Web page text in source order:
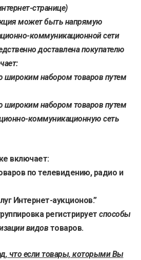
странице)
может быть напрямую
коммуникационной сети
доставлена покупателю
широким набором товаров путем
широким набором товаров путем
коммуникационную сеть
включает:
по телевидению, радио и
Интернет-аукционов.”
регистрирует способы
видов товаров.
что если товары, которыми Вы